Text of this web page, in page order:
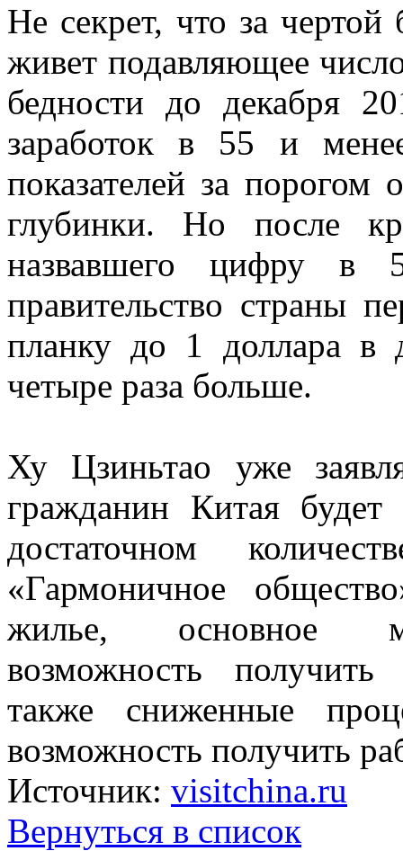
Не секрет, что за
живет подавляющее
бедности до декабря
заработок в 55 и
показателей за порогом
глубинки. Но после
назвавшего цифру в
правительство страны
планку до 1 доллара в
четыре раза больше.
Ху Цзиньтао уже
гражданин Китая
достаточном
«Гармоничное
жилье, основное
возможность получить
также сниженные
возможность получить
Источник: visitchina.ru
Вернуться в список